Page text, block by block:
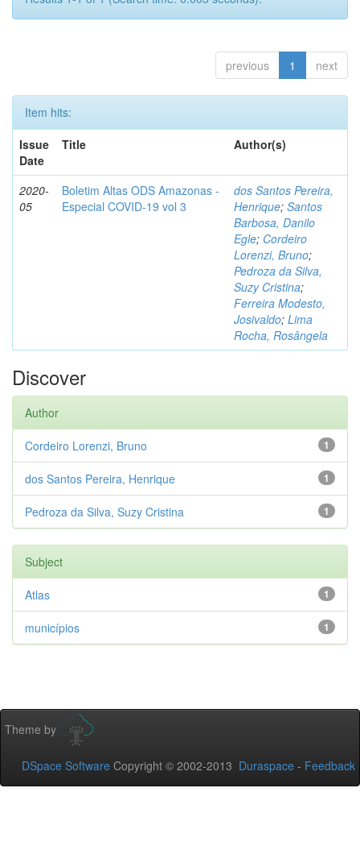
previous 1 next
Item hits:
Issue
Date
Title Author(s)
2020-
05
Boletim Altas ODS Amazonas -
Especial COVID-19 vol 3
dos Santos Pereira,
Henrique; Santos
Barbosa, Danilo
Egle; Cordeiro
Lorenzi, Bruno;
Pedroza da Silva,
Suzy Cristina;
Ferreira Modesto,
Josivaldo; Lima
Rocha, Rosângela
Discover
Author
1
Cordeiro Lorenzi, Bruno
1
dos Santos Pereira, Henrique
1
Pedroza da Silva, Suzy Cristina
Subject
1
Atlas
1
municípios
Theme by
DSpace Software Copyright © 2002-2013 Duraspace - Feedback